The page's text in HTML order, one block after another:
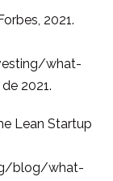
2021.
what-
2021.
Lean Startup
blog/what-